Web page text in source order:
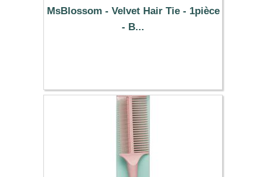
MsBlossom - Velvet Hair Tie - 1pièce
- B...